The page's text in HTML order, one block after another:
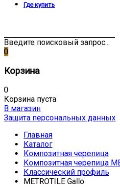
Где купить
Введите поисковый запрос...
0
Корзина
0
Корзина пуста
В магазин
Защита персональных данных
Главная
Каталог
Композитная черепица
Композитная черепица
Классический профиль
METROTILE Gallo